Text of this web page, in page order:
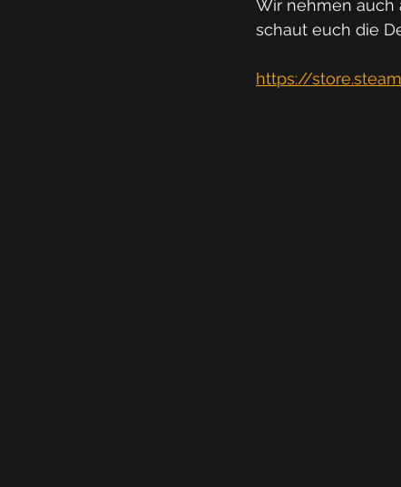
Wir nehmen auch
schaut euch die
https://